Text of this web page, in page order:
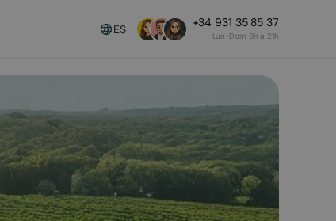
ES +34 931 35 85 37
Lun-Dom 9h a 21h